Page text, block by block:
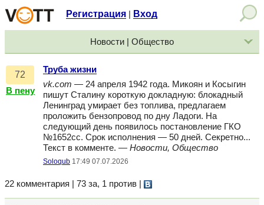
Регистрация Вход
Новости | Общество
72
В пену
Труба жизни
vk.com — 24 апреля 1942 года. Микоян и Косыгин
пишут Сталину короткую докладную: блокадный
Ленинград умирает без топлива, предлагаем
проложить бензопровод по дну Ладоги. На
следующий день появилось постановление ГКО
№1652сс. Срок исполнения — 50 дней. Секретно...
Текст в комменте. — Новости, Общество
Soloqub 17:49 07.07.2026
22 комментария | 73 за, 1 против